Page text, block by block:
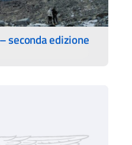
seconda edizione